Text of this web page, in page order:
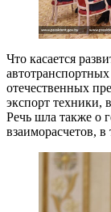
Что касается
отечественных
экспорт техники,
Речь шла также о
взаиморасчетов,